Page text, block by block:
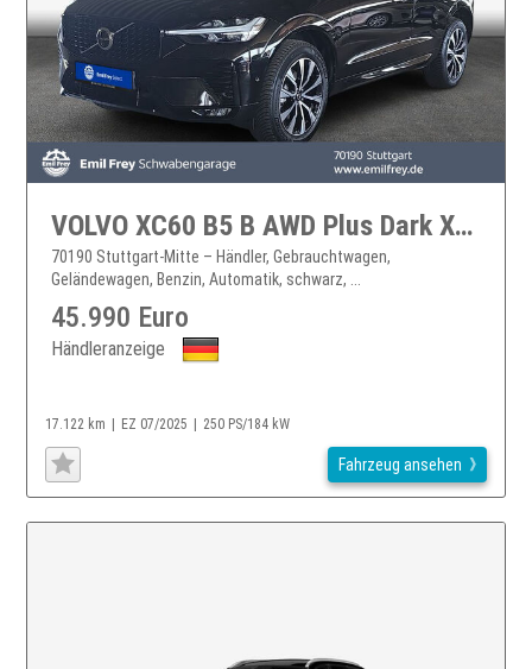
VOLVO XC60 B5 B AWD Plus Dark XC60
70190 Stuttgart-Mitte – Händler, Gebrauchtwagen,
Geländewagen, Benzin, Automatik, schwarz, ...
45.990 Euro
Händleranzeige
17.122 km EZ 07/2025 250 PS/184 kW
Fahrzeug ansehen